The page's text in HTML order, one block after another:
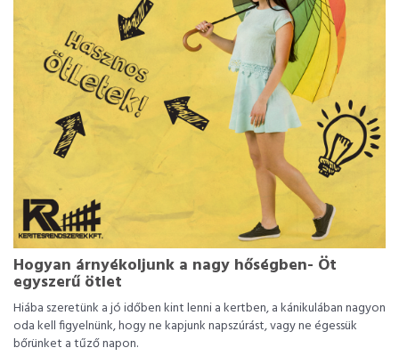
Hogyan árnyékoljunk a nagy hőségben- Öt
egyszerű ötlet
Hiába szeretünk a jó időben kint lenni a kertben, a kánikulában nagyon
oda kell figyelnünk, hogy ne kapjunk napszúrást, vagy ne égessük
bőrünket a tűző napon.